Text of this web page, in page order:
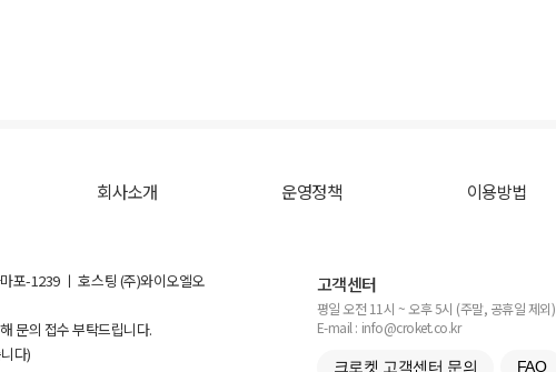
회사소개 운영정책 이용방법
포-1239 ㅣ 호스팅 (주)와이오엘오
문의 접수 부탁드립니다.
다)
고객센터
평일 오전 11시 ~ 오후 5시 (주말, 공휴일 제외)
E-mail : info@croket.co.kr
크로켓 고객센터 문의 FAQ